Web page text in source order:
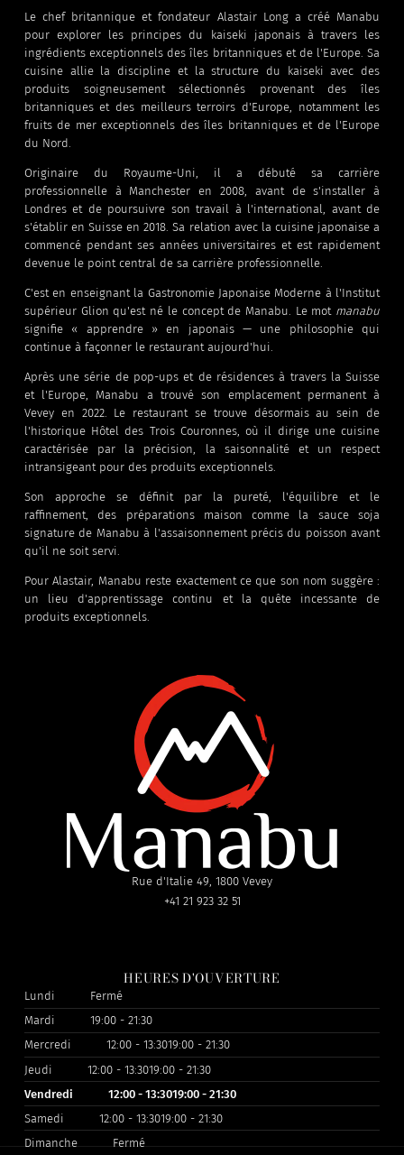
Le chef britannique et fondateur Alastair Long a créé Manabu
pour explorer les principes du kaiseki japonais à travers les
ingrédients exceptionnels des îles britanniques et de l'Europe. Sa
cuisine allie la discipline et la structure du kaiseki avec des
produits soigneusement sélectionnés provenant des îles
britanniques et des meilleurs terroirs d'Europe, notamment les
fruits de mer exceptionnels des îles britanniques et de l'Europe
du Nord.
Originaire du Royaume-Uni, il a débuté sa carrière
professionnelle à Manchester en 2008, avant de s'installer à
Londres et de poursuivre son travail à l'international, avant de
s'établir en Suisse en 2018. Sa relation avec la cuisine japonaise a
commencé pendant ses années universitaires et est rapidement
devenue le point central de sa carrière professionnelle.
C'est en enseignant la Gastronomie Japonaise Moderne à l'Institut
supérieur Glion qu'est né le concept de Manabu. Le mot manabu
signifie « apprendre » en japonais — une philosophie qui
continue à façonner le restaurant aujourd'hui.
Après une série de pop-ups et de résidences à travers la Suisse
et l'Europe, Manabu a trouvé son emplacement permanent à
Vevey en 2022. Le restaurant se trouve désormais au sein de
l'historique Hôtel des Trois Couronnes, où il dirige une cuisine
caractérisée par la précision, la saisonnalité et un respect
intransigeant pour des produits exceptionnels.
Son approche se définit par la pureté, l'équilibre et le
raffinement, des préparations maison comme la sauce soja
signature de Manabu à l'assaisonnement précis du poisson avant
qu'il ne soit servi.
Pour Alastair, Manabu reste exactement ce que son nom suggère :
un lieu d'apprentissage continu et la quête incessante de
produits exceptionnels.
Rue d'Italie 49, 1800 Vevey
+41 21 923 32 51
HEURES D'OUVERTURE
Lundi
Fermé
Mardi
19:00 - 21:30
Mercredi
12:00 - 13:3019:00 - 21:30
Jeudi
12:00 - 13:3019:00 - 21:30
Vendredi
12:00 - 13:3019:00 - 21:30
Samedi
12:00 - 13:3019:00 - 21:30
Dimanche
Fermé